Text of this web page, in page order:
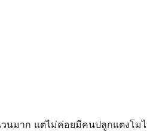
มาก แต่ไม่ค่อยมีคนปลูกแตงโมไ